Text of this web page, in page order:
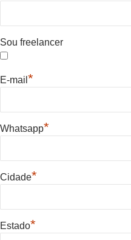
Sou freelancer
E-mail *
Whatsapp*
Cidade*
Estado*